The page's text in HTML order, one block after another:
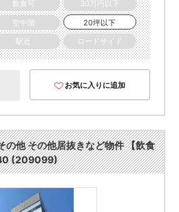
飲食可
30万円以下
空中階
20坪以下
駅近 ロードサイド
お気に入りに追加
の他 その他居抜きなど物件 【飲食
(209099)